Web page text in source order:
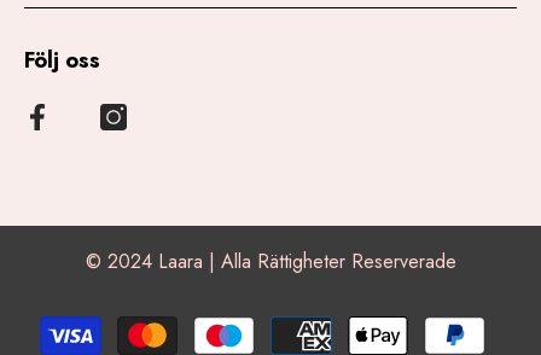
Följ oss
© 2024 Laara | Alla Rättigheter Reserverade
Betalningsmetoder